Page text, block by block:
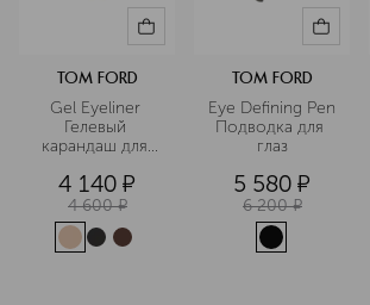
TOM FORD
Gel Eyeliner
Гелевый
карандаш для
4 140 ¤
4 600 ¤
TOM FORD
Eye Defining Pen
Подводка для
глаз
5 580 ¤
6 200 ¤